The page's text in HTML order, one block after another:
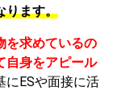
ります。
を求めているの
自身をアピール
にESや面接に活